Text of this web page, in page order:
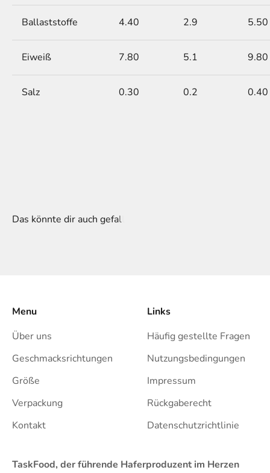
Ballaststoffe 4.40 2.9 5.50
Eiweiß 7.80 5.1 9.80
Salz 0.30 0.2 0.40
Menu
Über uns
Geschmacksrichtungen
Größe
Verpackung
Kontakt
Links
Häufig gestellte Fragen
Nutzungsbedingungen
Impressum
Rückgaberecht
Datenschutzrichtlinie
TaskFood, der führende Haferproduzent im Herzen